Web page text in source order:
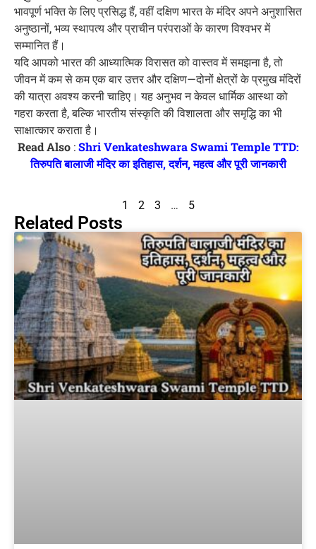
भावपूर्ण भक्ति के लिए प्रसिद्ध हैं, वहीं दक्षिण भारत के मंदिर अपने अनुशासित
अनुष्ठानों, भव्य स्थापत्य और प्राचीन परंपराओं के कारण विश्वभर में
सम्मानित हैं।
यदि आपको भारत की आध्यात्मिक विरासत को वास्तव में समझना है, तो
जीवन में कम से कम एक बार उत्तर और दक्षिण—दोनों क्षेत्रों के प्रमुख मंदिरों
की यात्रा अवश्य करनी चाहिए। यह अनुभव न केवल धार्मिक आस्था को
गहरा करता है, बल्कि भारतीय संस्कृति की विशालता और समृद्धि का भी
साक्षात्कार कराता है।
Read Also:Shri Venkateshwara Swami Temple TTD:
तिरुपति बालाजी मंदिर का इतिहास, दर्शन, महत्व और पूरी जानकारी
1 2 3 … 5
Related Posts